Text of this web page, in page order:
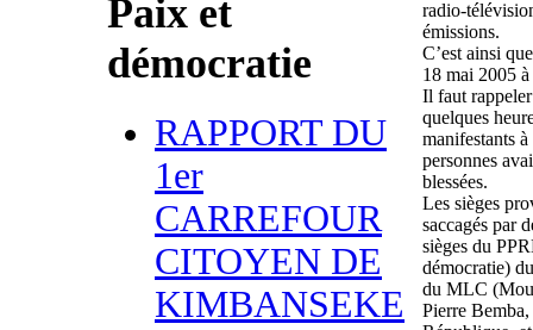
Paix et
démocratie
RAPPORT DU
1er
CARREFOUR
CITOYEN DE
KIMBANSEKE
radio-
émissions.
C’est ainsi
18 mai 2005
Il faut
quelques
manifestants
personnes
blessées.
Les sièges
saccagés par
sièges du
démocratie)
du MLC
Pierre